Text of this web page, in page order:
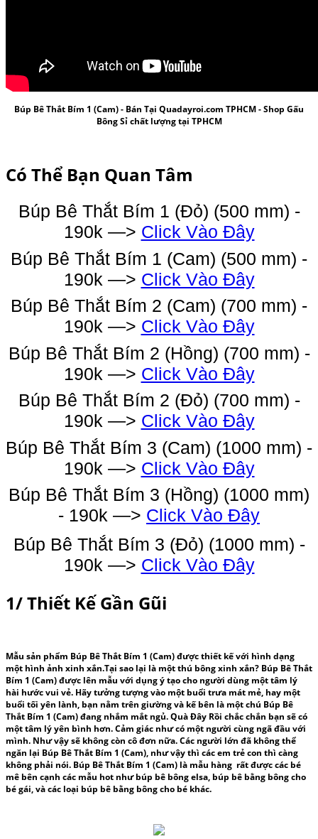
Búp Bê Thắt Bím 1 (Cam) - Bán Tại Quadayroi.com TPHCM -Shop Gấu
Bông Sỉchất lượng tại TPHCM
Có Thể Bạn Quan Tâm
Búp Bê Thắt Bím 1 (Đỏ) (500 mm) -
190k —> Click Vào Đây
Búp Bê Thắt Bím 1 (Cam) (500 mm) -
190k —> Click Vào Đây
Búp Bê Thắt Bím 2 (Cam) (700 mm) -
190k —> Click Vào Đây
Búp Bê Thắt Bím 2 (Hồng) (700 mm) -
190k —> Click Vào Đây
Búp Bê Thắt Bím 2 (Đỏ) (700 mm) -
190k —> Click Vào Đây
Búp Bê Thắt Bím 3 (Cam) (1000 mm) -
190k —> Click Vào Đây
Búp Bê Thắt Bím 3 (Hồng) (1000 mm)
- 190k —> Click Vào Đây
Búp Bê Thắt Bím 3 (Đỏ) (1000 mm) -
190k —> Click Vào Đây
1/ Thiết Kế Gần Gũi
Mẫu sản phẩm Búp Bê Thắt Bím 1 (Cam)được thiết kế với hình dạng
một hình ảnh xinh xắn.Tại sao lại là mộtthú bông xinh xắn? Búp Bê Thắt
Bím 1 (Cam)được lên mẫu với dụng ý tạo cho người dùng một tâm lý
hài hước vui vẻ. Hãy tưởng tượng vào một buổi trưa mát mẻ, hay một
buổi tối yên lành, bạn nằm trên giường và kế bên là một chú Búp Bê
Thắt Bím 1 (Cam) đang nhắm mắt ngủ. Quà Đây Rồi chắc chắn bạn sẽ có
một tâm lý yên bình hơn. Cảm giác như có một người cùng ngã đầu với
mình. Như vậy sẽ không còn cô đơn nữa. Các người lớn đã không thể
ngăn lại Búp Bê Thắt Bím 1 (Cam), như vậy thì các em trẻ con thì càng
không phải nói. Búp Bê Thắt Bím 1 (Cam) là mẫu hàng rất được các bé
mê bên cạnh các mẫu hot nhưbúp bê bông elsa, búp bê bằng bông cho
bé gái,và các loại búp bê bằng bông cho bé khác.